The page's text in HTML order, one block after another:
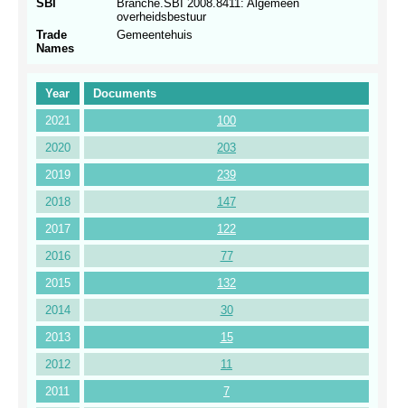
Year
Documents
2021
100
2020
203
2019
239
2018
147
2017
122
2016
77
2015
132
2014
30
2013
15
2012
11
2011
7
SBI
Branche.SBI 2008.8411: Algemeen
overheidsbestuur
Trade
Names
Gemeentehuis